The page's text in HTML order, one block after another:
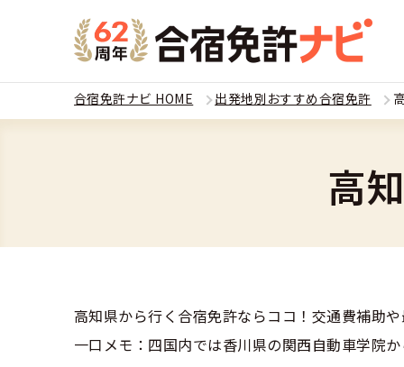
教習
運転
大型
教習所検索
運転免許の種
合宿免許とは
合宿
合宿免許ナビ HOME 出発地別おすすめ合宿免許
高
高知県から行く合宿免許ならココ！交通費補助
一口メモ：四国内では香川県の関西自動車学院